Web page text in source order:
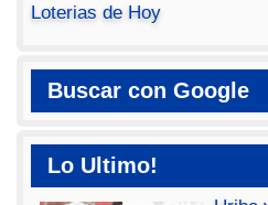
Loterias de Hoy
Buscar con Google
Lo Ultimo!